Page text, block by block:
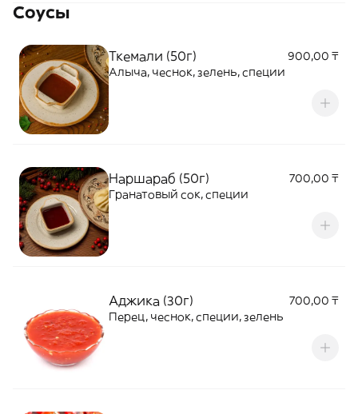
Соусы
Ткемали (50г)
900,00 ₸
Алыча, чеснок, зелень, специи
Наршараб (50г)
700,00 ₸
Гранатовый сок, специи
Аджика (30г)
700,00 ₸
Перец, чеснок, специи, зелень